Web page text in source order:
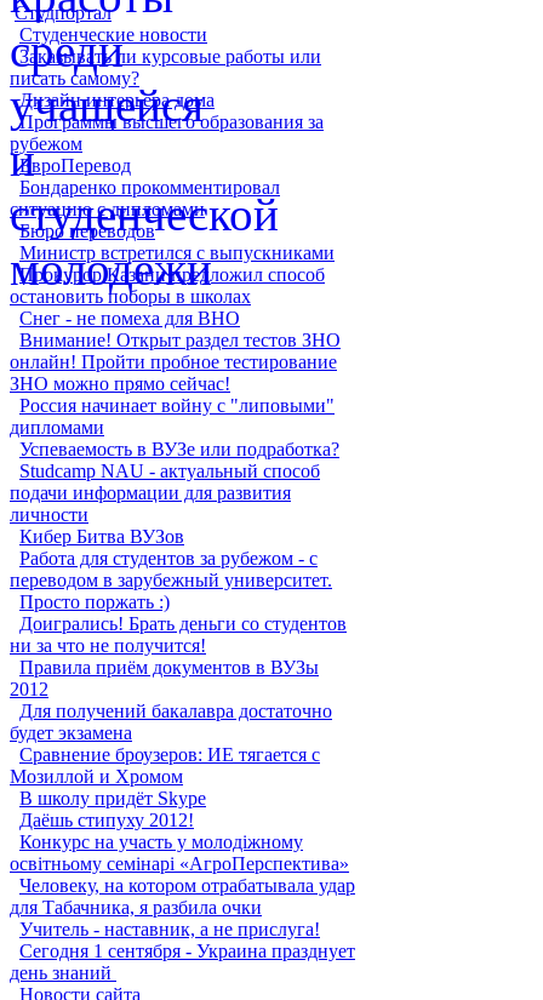
Студпортал
Студенческие новости
Заказывать ли курсовые работы или
писать самому?
Дизайн интерьера дома
Программы высшего образования за
рубежом
ЕвроПеревод
Бондаренко прокомментировал
ситуацию с дипломами
Бюро переводов
Министр встретился с выпускниками
Прокурор Казани предложил способ
остановить поборы в школах
Снег - не помеха для ВНО
Внимание! Открыт раздел тестов ЗНО
онлайн! Пройти пробное тестирование
ЗНО можно прямо сейчас!
Россия начинает войну с "липовыми"
дипломами
Успеваемость в ВУЗе или подработка?
Studcamp NAU - актуальный способ
подачи информации для развития
личности
Кибер Битва ВУЗов
Работа для студентов за рубежом - с
переводом в зарубежный университет.
Просто поржать :)
Доигрались! Брать деньги со студентов
ни за что не получится!
Правила приём документов в ВУЗы
2012
Для получений бакалавра достаточно
будет экзамена
Сравнение броузеров: ИЕ тягается с
Мозиллой и Хромом
В школу придёт Skype
Даёшь стипуху 2012!
Конкурс на участь у молодіжному
освітньому семінарі «АгроПерспектива»
Человеку, на котором отрабатывала удар
для Табачника, я разбила очки
Учитель - наставник, а не прислуга!
Сегодня 1 сентября - Украина празднует
день знаний ‎
Новости сайта